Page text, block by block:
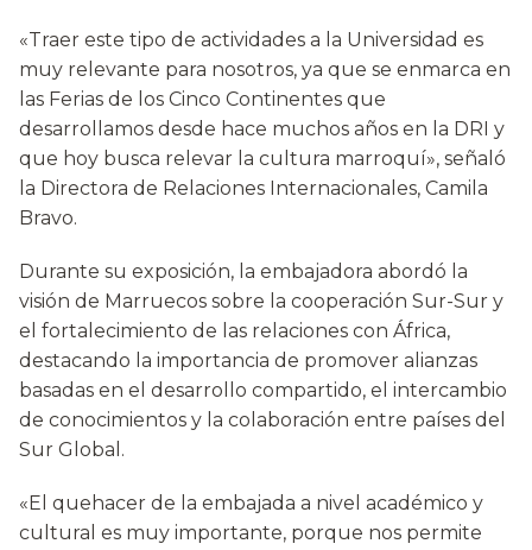
«Traer este tipo de actividades a la Universidad es
muy relevante para nosotros, ya que se enmarca en
las Ferias de los Cinco Continentes que
desarrollamos desde hace muchos años en la DRI y
que hoy busca relevar la cultura marroquí», señaló
la Directora de Relaciones Internacionales, Camila
Bravo.
Durante su exposición, la embajadora abordó la
visión de Marruecos sobre la cooperación Sur-Sur y
el fortalecimiento de las relaciones con África,
destacando la importancia de promover alianzas
basadas en el desarrollo compartido, el intercambio
de conocimientos y la colaboración entre países del
Sur Global.
«El quehacer de la embajada a nivel académico y
cultural es muy importante, porque nos permite